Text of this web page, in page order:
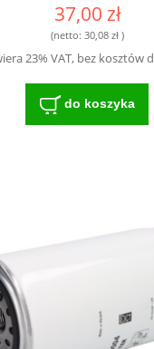
- FILTR O
DO
MASZYN
37,00 zł
(netto: 30,08 zł)
23% VAT, bez kosztów
do koszyka